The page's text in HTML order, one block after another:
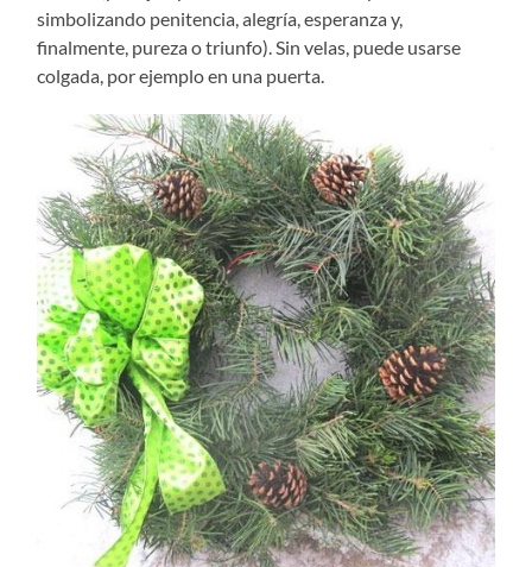
simbolizando penitencia, alegría, esperanza y,
finalmente, pureza o triunfo). Sin velas, puede usarse
colgada, por ejemplo en una puerta.